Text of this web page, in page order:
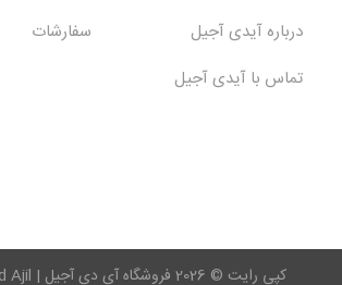
درباره آیدی آجیل
تماس با آیدی آجیل
سفارشات
کپی رایت © 2026 فروشگاه آی دی آجیل | Id Ajil. همه حقوق محفوظ است.